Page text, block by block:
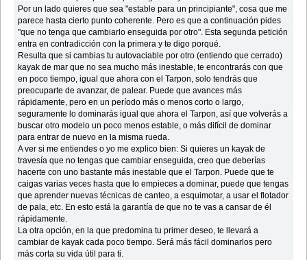
Por un lado quieres que sea "estable para un principiante", cosa que me
parece hasta cierto punto coherente. Pero es que a continuación pides
"que no tenga que cambiarlo enseguida por otro". Esta segunda petición
entra en contradicción con la primera y te digo porqué.
Resulta que si cambias tu autovaciable por otro (entiendo que cerrado)
kayak de mar que no sea mucho más inestable, te encontrarás con que
en poco tiempo, igual que ahora con el Tarpon, solo tendrás que
preocuparte de avanzar, de palear. Puede que avances más
rápidamente, pero en un período más o menos corto o largo,
seguramente lo dominarás igual que ahora el Tarpon, así que volverás a
buscar otro modelo un poco menos estable, o más difícil de dominar
para entrar de nuevo en la misma rueda.
A ver si me entiendes o yo me explico bien: Si quieres un kayak de
travesía que no tengas que cambiar enseguida, creo que deberías
hacerte con uno bastante más inestable que el Tarpon. Puede que te
caigas varias veces hasta que lo empieces a dominar, puede que tengas
que aprender nuevas técnicas de canteo, a esquimotar, a usar el flotador
de pala, etc. En esto está la garantía de que no te vas a cansar de él
rápidamente.
La otra opción, en la que predomina tu primer deseo, te llevará a
cambiar de kayak cada poco tiempo. Será más fácil dominarlos pero
más corta su vida útil para ti.